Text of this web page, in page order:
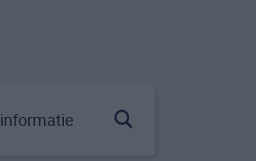
informatie